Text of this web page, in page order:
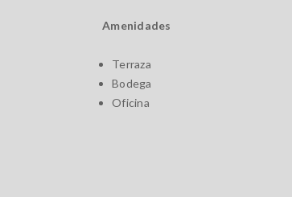
Amenidades
Terraza
Bodega
Oficina